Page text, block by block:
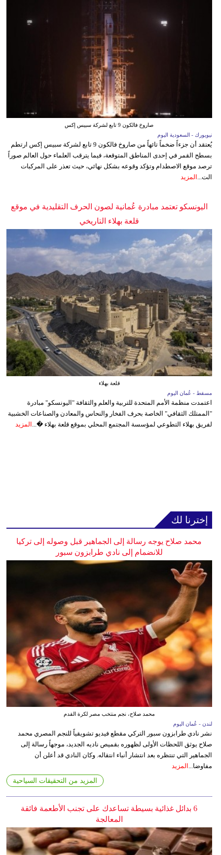
صاروخ فالكون 9 تابع لشركة سبيس إكس
نيويورك - السعودية اليوم
يُعتقد أن جزءاً ضخماً تائهاً من صاروخ فالكون 9 تابع لشركة سبيس إكس ارتطم
بسطح القمر في إحدى المناطق المتوقعة، فيما يترقب العلماء حول العالم صوراً
ترصد موقع الاصطدام وتؤكد وقوعه بشكل نهائي، حيث تعذر على المركبات
الت...
المزيد
اليونسكو تعتمد مبادرة عُمانية لصون الحرف التقليدية في موقع
قلعة بهلاء التاريخي
قلعة بهلاء
مسقط - عُمان اليوم
اعتمدت منظمة الأمم المتحدة للتربية والعلم والثقافة "اليونسكو" مبادرة
"الممتلك الثقافي" الخاصة بحرف الفخار والنحاس والمعادن والصناعات الخشبية
لفريق بهلاء التطوعي لمؤسسة المجتمع المحلي بموقع قلعة بهلاء �... المزيد
إخترنا لك
محمد صلاح يوجه رسالة إلى الجماهير قبل وصوله إلى تركيا
للانضمام إلى نادي طرابزون سبور
محمد صلاح، نجم منتخب مصر لكرة القدم
لندن - عُمان اليوم
نشر نادي طرابزون سبور التركي مقطع فيديو تشويقياً للنجم المصري محمد
صلاح يوثق اللحظات الأولى لظهوره بقميص ناديه الجديد، موجهاً رسالة إلى
الجماهير التي تنتظره بعد انتشار أنباء انتقاله. وكان النادي قد أعلن أن
مفاوضا... المزيد
المزيد من التحقيقات السياحية
6 بدائل غذائية بسيطة تساعدك على تجنب الأطعمة فائقة
المعالجة